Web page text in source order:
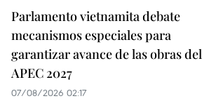
Parlamento vietnamita debate
mecanismos especiales para
garantizar avance de las obras del
APEC 2027
07/08/2026 02:17